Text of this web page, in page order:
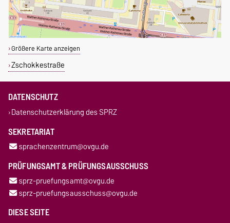
Größere Karte anzeigen
Zschokkestraße
DATENSCHUTZ
Datenschutzerklärung des SPRZ
SEKRETARIAT
sprachenzentrum@ovgu.de
PRÜFUNGSAMT & PRÜFUNGSAUSSCHUSS
sprz-pruefungsamt@ovgu.de
sprz-pruefungsausschuss@ovgu.de
DIESE SEITE